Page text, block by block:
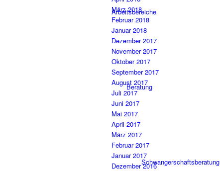
Arbeitsbereiche
Beratung
Schwangerschaftsberatung
März 2018
Februar 2018
Januar 2018
Dezember 2017
November 2017
Oktober 2017
September 2017
August 2017
Juli 2017
Juni 2017
Mai 2017
April 2017
März 2017
Februar 2017
Januar 2017
Dezember 2016